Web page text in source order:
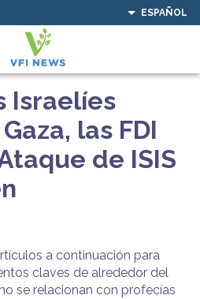
ESPAÑOL
Israelíes
las FDI
de ISIS
a continuación para
claves de alrededor del
se relacionan con profecías